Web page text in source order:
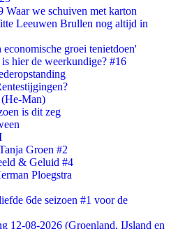
Waar we schuiven met karton
Leeuwen Brullen nog altijd in
groei tenietdoen'
hier de weerkundige? #16
(He-Man)
is dit zeg
Groen #2
& Geluid #4
Ploegstra
6de seizoen #1 voor de
12-08-2026 (Groenland, IJsland en